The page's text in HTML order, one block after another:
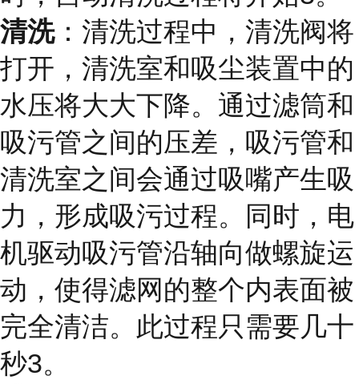
清洗：清洗过程中，清洗阀将
打开，清洗室和吸尘装置中的
水压将大大下降。通过滤筒和
吸污管之间的压差，吸污管和
清洗室之间会通过吸嘴产生吸
力，形成吸污过程。同时，电
机驱动吸污管沿轴向做螺旋运
动，使得滤网的整个内表面被
完全清洁。此过程只需要几十
秒3。